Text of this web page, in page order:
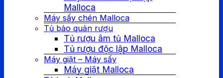
Malloca
Máy sấy chén Malloca
Tủ bảo quản rượu
Tủ rượu âm tủ Malloca
Tủ rượu độc lập Malloca
Máy giặt – Máy sấy
Máy giặt Malloca